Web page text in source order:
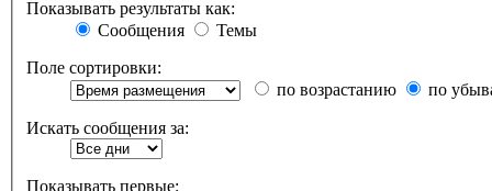
Показывать результаты как:
Сообщения
Темы
Поле сортировки:
по возрастанию
по
Искать сообщения за:
Показывать первые: